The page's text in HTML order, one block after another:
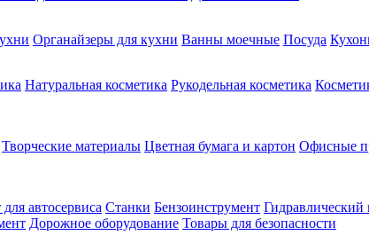
Органайзеры для кухни Ванны моечные Посуда
Натуральная косметика Рукодельная косметика
Творческие материалы Цветная бумага и картон Офисные
автосервиса Станки Бензоинструмент Гидравлический
Дорожное оборудование Товары для безопасности